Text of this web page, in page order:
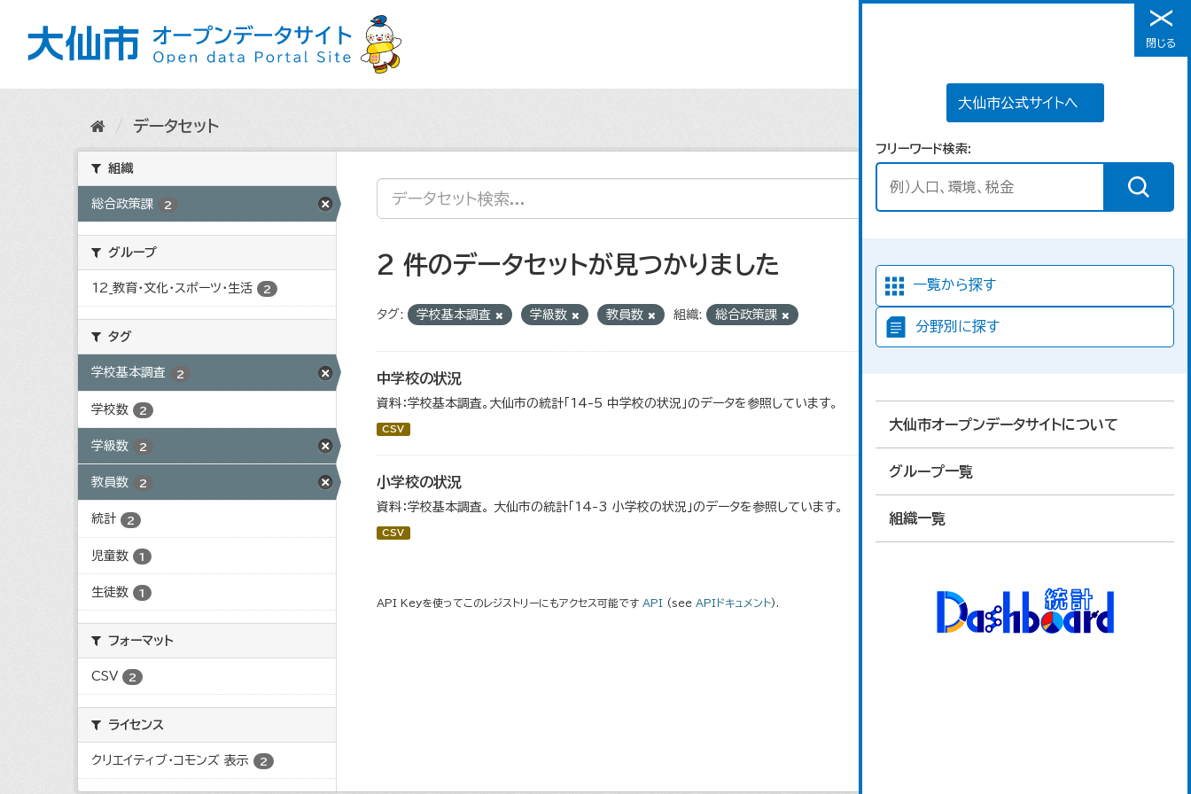
メニュー
大仙市公式サイトへ
フリーワード検索
一覧から探す
分野別に探す
大仙市オープンデータサイトについて
グループ一覧
組織一覧
閉じる
データセット
組織
総合政策課 2
グループ
12_教育・文化・スポーツ・生活 2
タグ
学校基本調査 2
学校数 2
学級数 2
教員数 2
統計 2
児童数 1
生徒数 1
フォーマット
CSV 2
ライセンス
クリエイティブ・コモンズ 表示 2
2 件のデータセットが見つかりました
タグ: 学校基本調査 学級数 教員数 組織: 総合政策課
中学校の状況
資料：学校基本調査。大仙市の統計「14-5 中学校の状況」のデータを参照しています。
CSV
小学校の状況
資料：学校基本調査。 大仙市の統計「14-3 小学校の状況」のデータを参照しています。
CSV
API Keyを使ってこのレジストリーにもアクセス可能です API (see APIドキュメント).